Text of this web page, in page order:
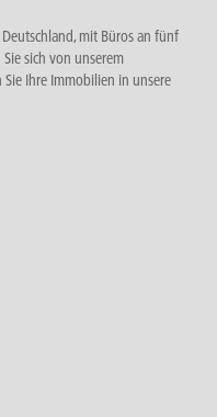
mit Büros an fünf
sich von unserem
Ihre Immobilien in unsere